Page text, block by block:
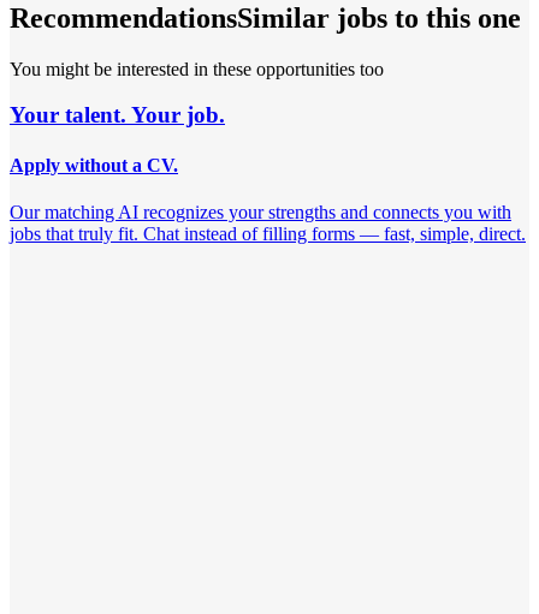
RecommendationsSimilar jobs to this one
You might be interested in these opportunities too
Your talent. Your job.
Apply without a CV.
Our matching AI recognizes your strengths and connects you with
jobs that truly fit. Chat instead of filling forms — fast, simple, direct.